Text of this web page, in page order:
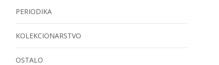
PERIODIKA
KOLEKCIONARSTVO
OSTALO